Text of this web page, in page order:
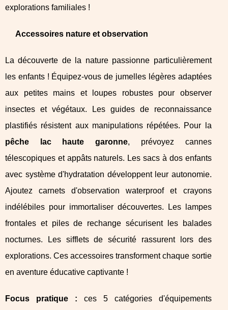
explorations familiales !
Accessoires nature et observation
La découverte de la nature passionne particulièrement
les enfants ! Équipez-vous de jumelles légères adaptées
aux petites mains et loupes robustes pour observer
insectes et végétaux. Les guides de reconnaissance
plastifiés résistent aux manipulations répétées. Pour la
pêche lac haute garonne, prévoyez cannes
télescopiques et appâts naturels. Les sacs à dos enfants
avec système d'hydratation développent leur autonomie.
Ajoutez carnets d'observation waterproof et crayons
indélébiles pour immortaliser découvertes. Les lampes
frontales et piles de rechange sécurisent les balades
nocturnes. Les sifflets de sécurité rassurent lors des
explorations. Ces accessoires transforment chaque sortie
en aventure éducative captivante !
Focus pratique : ces 5 catégories d'équipements